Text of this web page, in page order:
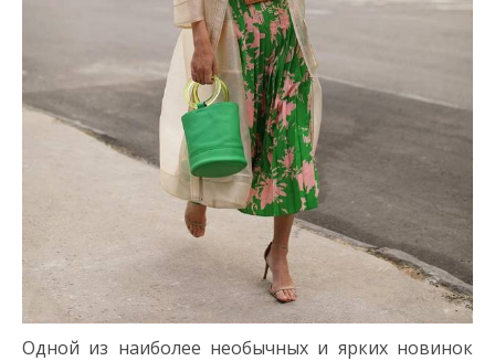
Одной из наиболее необычных и ярких новинок